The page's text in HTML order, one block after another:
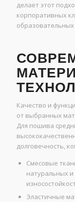
делает этот
корпоративных
Качество и
от выбранных
Для пошива
долговечность,
Смесовые
натуральных
Эластичные